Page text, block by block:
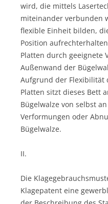
wird, die mittels
miteinander verbunden
flexible Einheit bilden,
Position
Platten durch geeignete
Außenwand der
Aufgrund der Flexibilität
Platten sitzt dieses Bett
Bügelwalze von selbst
Verformungen oder
Bügelwalze.
II.
Die
Klagepatent eine